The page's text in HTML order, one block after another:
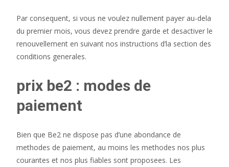
Par consequent, si vous ne voulez nullement payer au-dela
du premier mois, vous devez prendre garde et desactiver le
renouvellement en suivant nos instructions d’la section des
conditions generales.
prix be2 : modes de
paiement
Bien que Be2 ne dispose pas d’une abondance de
methodes de paiement, au moins les methodes nos plus
courantes et nos plus fiables sont proposees. Les